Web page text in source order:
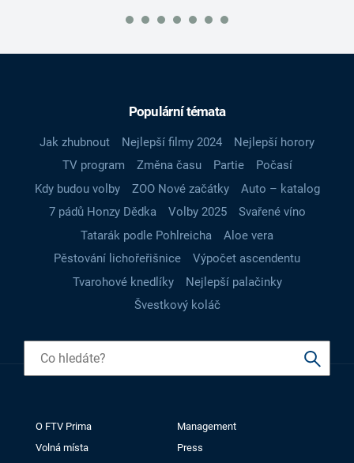
Populární témata
Jak zhubnout Nejlepší filmy 2024
Nejlepší horory
TV program
Změna času Partie
Počasí
Kdy budou volby
ZOO Nové začátky
Auto – katalog
7 pádů Honzy Dědka
Volby 2025
Svařené víno
Tatarák podle Pohlreicha
Aloe vera
Pěstování lichořeřišnice
Výpočet ascendentu
Tvarohové knedlíky
Nejlepší palačinky
Švestkový koláč
O FTV Prima
Management
Volná místa
Press